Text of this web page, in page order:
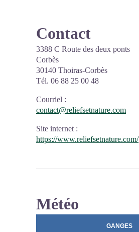
Contact
3388 C Route des deux ponts
Corbès
30140 Thoiras-Corbès
Tél. 06 88 25 00 48
Courriel :
contact@reliefsetnature.com
Site internet :
https://www.reliefsetnature.com/
Météo